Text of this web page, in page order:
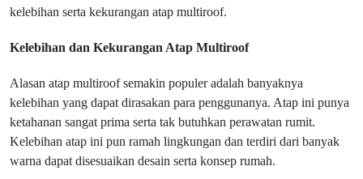
kelebihan serta kekurangan atap multiroof.
Kelebihan dan Kekurangan Atap Multiroof
Alasan atap multiroof semakin populer adalah banyaknya
kelebihan yang dapat dirasakan para penggunanya. Atap ini punya
ketahanan sangat prima serta tak butuhkan perawatan rumit.
Kelebihan atap ini pun ramah lingkungan dan terdiri dari banyak
warna dapat disesuaikan desain serta konsep rumah.